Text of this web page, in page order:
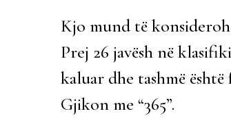
Kjo mund të
Prej 26 javësh në
kaluar dhe tashmë
Gjikon me “365”.